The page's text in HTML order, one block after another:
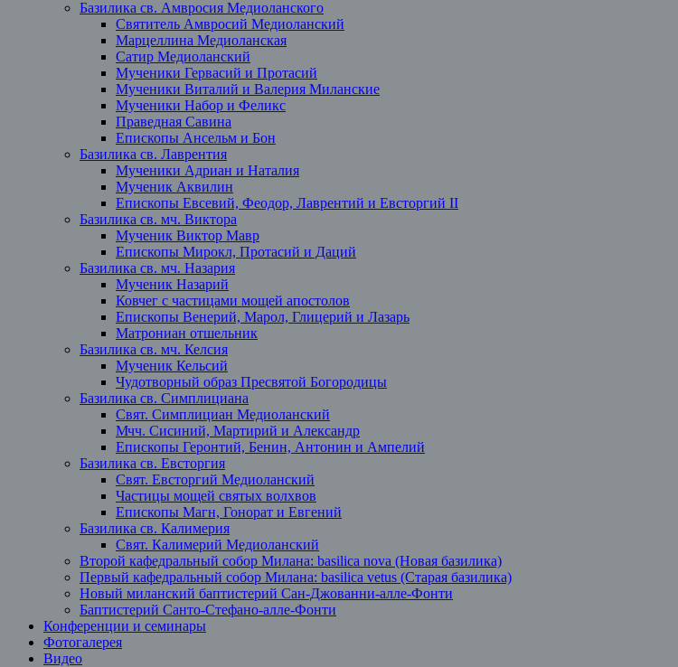
Базилика св. Амвросия Медиоланского
Святитель Амвросий Медиоланский
Марцеллина Медиоланская
Сатир Медиоланский
Мученики Гервасий и Протасий
Мученики Виталий и Валерия Миланские
Мученики Набор и Феликс
Праведная Савина
Епископы Ансельм и Бон
Базилика св. Лаврентия
Мученики Адриан и Наталия
Мученик Аквилин
Епископы Евсевий, Феодор, Лаврентий и Евсторгий II
Базилика св. мч. Виктора
Мученик Виктор Мавр
Епископы Мирокл, Протасий и Даций
Базилика св. мч. Назария
Мученик Назарий
Ковчег с частицами мощей апостолов
Епископы Венерий, Марол, Глицерий и Лазарь
Матрониан отшельник
Базилика св. мч. Келсия
Мученик Кельсий
Чудотворный образ Пресвятой Богородицы
Базилика св. Симплициана
Свят. Симплициан Медиоланский
Мчч. Сисиний, Мартирий и Александр
Епископы Геронтий, Бенин, Антонин и Ампелий
Базилика св. Евсторгия
Свят. Евсторгий Медиоланский
Частицы мощей святых волхвов
Епископы Магн, Гонорат и Евгений
Базилика св. Калимерия
Свят. Калимерий Медиоланский
Второй кафедральный собор Милана: basilica nova (Новая базилика)
Первый кафедральный собор Милана: basilica vetus (Старая базилика)
Новый миланский баптистерий Сан-Джованни-алле-Фонти
Баптистерий Санто-Стефано-алле-Фонти
Конференции и семинары
Фотогалерея
Видео